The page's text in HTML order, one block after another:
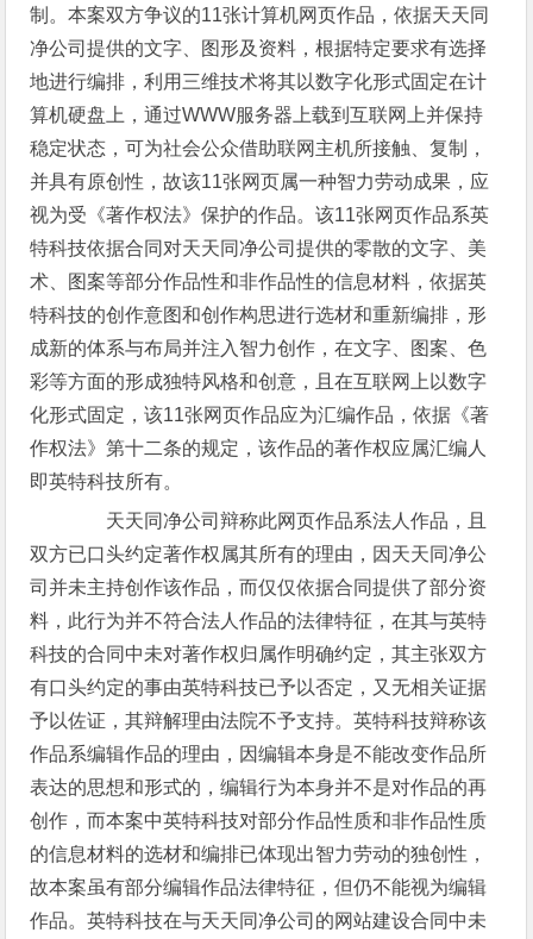
制。本案双方争议的11张计算机网页作品，依据天天同
净公司提供的文字、图形及资料，根据特定要求有选择
地进行编排，利用三维技术将其以数字化形式固定在计
算机硬盘上，通过WWW服务器上载到互联网上并保持
稳定状态，可为社会公众借助联网主机所接触、复制，
并具有原创性，故该11张网页属一种智力劳动成果，应
视为受《著作权法》保护的作品。该11张网页作品系英
特科技依据合同对天天同净公司提供的零散的文字、美
术、图案等部分作品性和非作品性的信息材料，依据英
特科技的创作意图和创作构思进行选材和重新编排，形
成新的体系与布局并注入智力创作，在文字、图案、色
彩等方面的形成独特风格和创意，且在互联网上以数字
化形式固定，该11张网页作品应为汇编作品，依据《著
作权法》第十二条的规定，该作品的著作权应属汇编人
即英特科技所有。
天天同净公司辩称此网页作品系法人作品，且
双方已口头约定著作权属其所有的理由，因天天同净公
司并未主持创作该作品，而仅仅依据合同提供了部分资
料，此行为并不符合法人作品的法律特征，在其与英特
科技的合同中未对著作权归属作明确约定，其主张双方
有口头约定的事由英特科技已予以否定，又无相关证据
予以佐证，其辩解理由法院不予支持。英特科技辩称该
作品系编辑作品的理由，因编辑本身是不能改变作品所
表达的思想和形式的，编辑行为本身并不是对作品的再
创作，而本案中英特科技对部分作品性质和非作品性质
的信息材料的选材和编排已体现出智力劳动的独创性，
故本案虽有部分编辑作品法律特征，但仍不能视为编辑
作品。英特科技在与天天同净公司的网站建设合同中未